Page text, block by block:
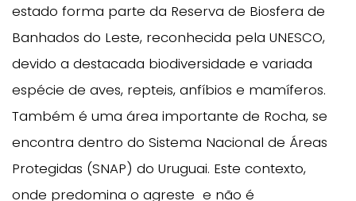
estado forma parte da Reserva de Biosfera de
Banhados do Leste, reconhecida pela UNESCO,
devido a destacada biodiversidade e variada
espécie de aves, repteis, anfíbios e mamíferos.
Também é uma área importante de Rocha, se
encontra dentro do Sistema Nacional de Áreas
Protegidas (SNAP) do Uruguai. Este contexto,
onde predomina o agreste e não é